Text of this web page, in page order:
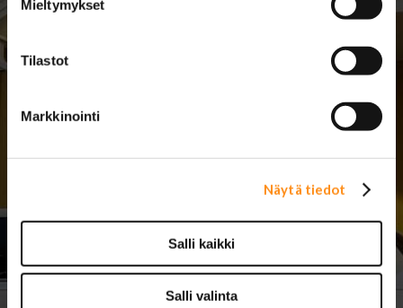
Mieltymykset
Tilastot
Markkinointi
Näytä tiedot
Salli kaikki
Salli valinta
Jari Mäki Oy
Myymälä ja
korjaamon